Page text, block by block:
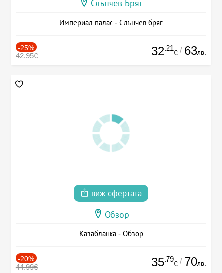
Слънчев Бряг
Империал палас - Слънчев бряг
-25%
42.95€ 32.21
€ / 63лв.
виж офертата
Обзор
Казабланка - Обзор
-20%
44.99€ 35.79
€ / 70лв.